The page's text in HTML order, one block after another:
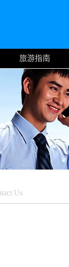
旅游指南
Us